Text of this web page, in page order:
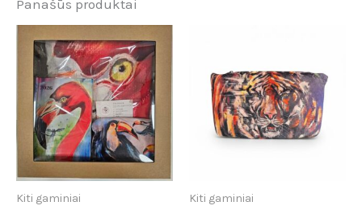
Panašūs produktai
Kiti gaminiai Kiti gaminiai